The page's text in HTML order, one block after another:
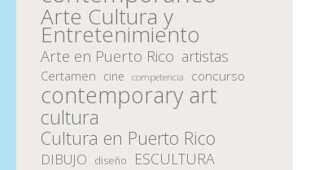
Arte Cultura y
Entretenimiento
Arte en Puerto Rico artistas
Certamen cine competencia concurso
contemporary art
cultura
Cultura en Puerto Rico
DIBUJO diseño ESCULTURA